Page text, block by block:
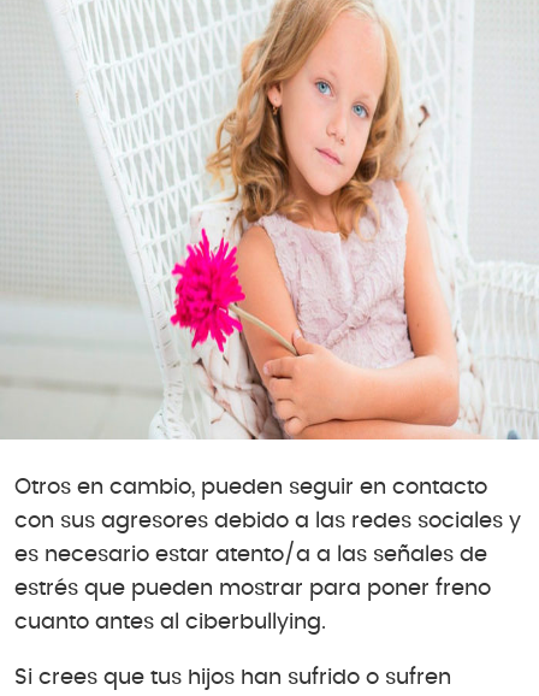
Otros en cambio, pueden seguir en contacto
con sus agresores debido a las redes sociales y
es necesario estar atento/a a las señales de
estrés que pueden mostrar para poner freno
cuanto antes al ciberbullying.
Si crees que tus hijos han sufrido o sufren